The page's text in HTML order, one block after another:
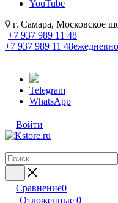
YouTube
г. Самара, Московское
+7 937 989 11 48
+7 937 989 11 48
Telegram
WhatsApp
Войти
Сравнение0
Отложенные 0